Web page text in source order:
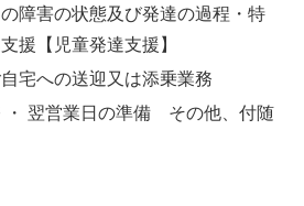
障害の状態及び発達の過程・特
援【児童発達支援】
宅への送迎又は添乗業務
・ 翌営業日の準備 その他、付随